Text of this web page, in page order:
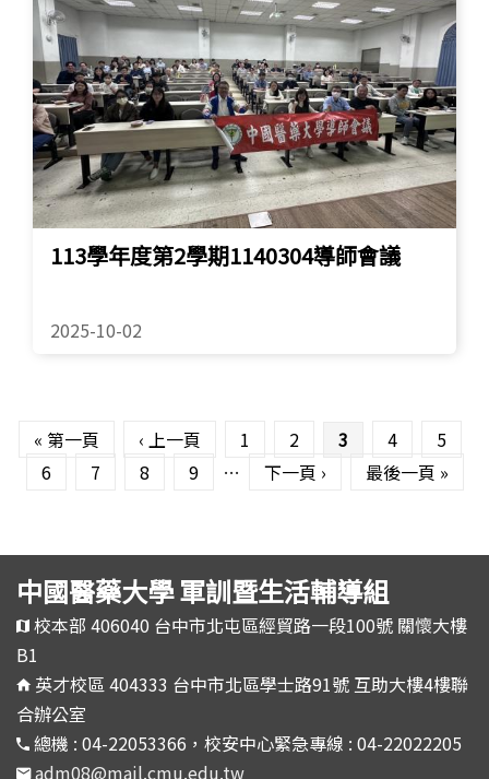
113學年度第2學期1140304導師會議
2025-10-02
« 第一頁 ‹ 上一頁 1 2 3 4
5
6
7 8 9 … 下一頁 › 最後一頁 »
中國醫藥大學 軍訓暨生活輔導組
校本部 406040 台中市北屯區經貿路一段100號 關懷大樓
B1
英才校區 404333 台中市北區學士路91號 互助大樓4樓聯
合辦公室
總機 : 04-22053366，校安中心緊急專線 : 04-22022205
adm08@mail.cmu.edu.tw